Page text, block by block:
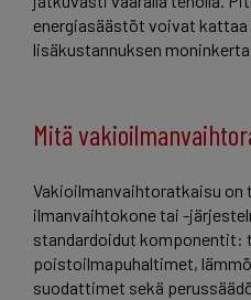
energiasäästöt voivat kattaa
lisäkustannuksen
Mitä
Vakioilmanvaihtoratkaisu on
ilmanvaihtokone tai -
standardoidut komponentit:
poistoilmapuhaltimet,
suodattimet sekä